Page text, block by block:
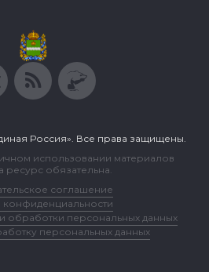
Россия». Все права защищены.
использовании материалов
ресурс обязательна.
соглашение
конфиденциальности
обработки персональных данных
персональных данных